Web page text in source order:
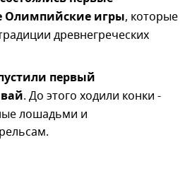
Олимпийские игры, которые
древнегреческих
первый
. До этого ходили конки -
лошадьми и